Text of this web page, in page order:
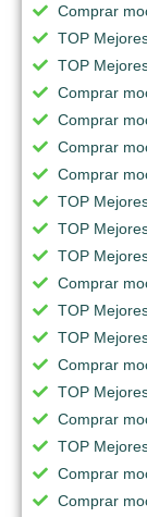
Comprar
TOP
TOP
Comprar
Comprar
Comprar
Comprar
TOP
TOP
TOP
Comprar
TOP
TOP
Comprar
TOP
Comprar
TOP
Comprar
Comprar